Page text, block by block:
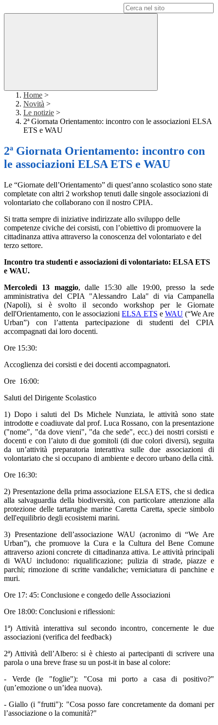
Home >
Novità >
Le notizie >
2ª Giornata Orientamento: incontro con le associazioni ELSA
ETS e WAU
2ª Giornata Orientamento: incontro con
le associazioni ELSA ETS e WAU
Le “Giornate dell’Orientamento” di quest’anno scolastico sono state
completate con altri 2 workshop tenuti dalle singole associazioni di
volontariato che collaborano con il nostro CPIA.
Si tratta sempre di iniziative indirizzate allo sviluppo delle
competenze civiche dei corsisti, con l’obiettivo di promuovere la
cittadinanza attiva attraverso la conoscenza del volontariato e del
terzo settore.
Incontro tra studenti e associazioni di volontariato: ELSA ETS
e WAU.
Mercoledì 13 maggio, dalle 15:30 alle 19:00, presso la sede
amministrativa del CPIA "Alessandro Lala" di via Campanella
(Napoli), si è svolto il secondo workshop per le Giornate
dell'Orientamento, con le associazioniELSA ETS e WAU(“We Are
Urban”) con l’attenta partecipazione di studenti del CPIA
accompagnati dai loro docenti.
Ore 15:30:
Accoglienza dei corsisti e dei docenti accompagnatori.
Ore 16:00:
Saluti del Dirigente Scolastico
1) Dopo i saluti del Ds Michele Nunziata, le attività sono state
introdotte e coadiuvate dal prof. Luca Rossano, con la presentazione
("nome", "da dove vieni", "da che sede", ecc.) dei nostri corsisti e
docenti e con l’aiuto di due gomitoli (di due colori diversi), seguita
da un’attività preparatoria interattiva sulle due associazioni di
volontariato che si occupano di ambiente e decoro urbano della città.
Ore 16:30:
2) Presentazione della prima associazione ELSA ETS, che si dedica
alla salvaguardia della biodiversità, con particolare attenzione alla
protezione delle tartarughe marine Caretta Caretta, specie simbolo
dell'equilibrio degli ecosistemi marini.
3) Presentazione dell’associazione WAU (acronimo di “We Are
Urban”), che promuove la Cura e la Cultura del Bene Comune
attraverso azioni concrete di cittadinanza attiva. Le attività principali
di WAU includono: riqualificazione; pulizia di strade, piazze e
parchi; rimozione di scritte vandaliche; verniciatura di panchine e
muri.
Ore 17: 45: Conclusione e congedo delle Associazioni
Ore 18:00: Conclusioni e riflessioni:
1ª) Attività interattiva sul secondo incontro, concernente le due
associazioni (verifica del feedback)
2ª) Attività dell’Albero: si è chiesto ai partecipanti di scrivere una
parola o una breve frase su un post-it in base al colore:
- Verde (le "foglie"): "Cosa mi porto a casa di positivo?"
(un’emozione o un’idea nuova).
- Giallo (i "frutti"): "Cosa posso fare concretamente da domani per
l’associazione o la comunità?"